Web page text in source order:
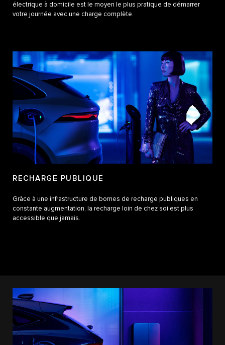
électrique à domicile est le moyen le plus pratique de démarrer
votre journée avec une charge complète.
RECHARGE PUBLIQUE
Grâce à une infrastructure de bornes de recharge publiques en
constante augmentation, la recharge loin de chez soi est plus
accessible que jamais.